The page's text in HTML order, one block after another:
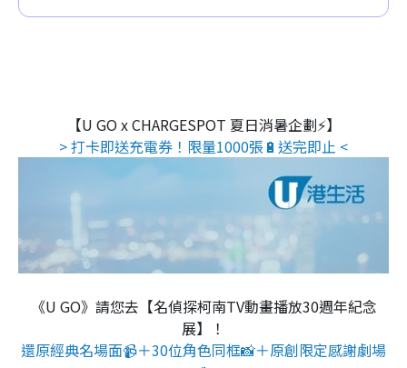
【U GO x CHARGESPOT 夏日消暑企劃⚡】
> 打卡即送充電券！限量1000張🔋送完即止 <
《U GO》請您去【名偵探柯南TV動畫播放30週年紀念
展】！
還原經典名場面📹＋30位角色同框📸＋原創限定感謝劇場